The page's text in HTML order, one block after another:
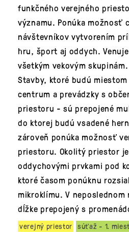
funkčného verejného
významu. Ponúka možnosť
návštevníkov vytvorením
hru, šport aj oddych.
všetkým vekovým skupinám.
Stavby, ktoré budú
centrum a prevádzky s
priestoru - sú prepojené
do ktorej budú vsadené
zároveň ponúka možnosť
priestoru. Okolitý priestor
oddychovými prvkami pod
ktoré časom ponúknu
mikroklímu. V neposlednom
dĺžke prepojený s
verejný priestor súťaž - 1.